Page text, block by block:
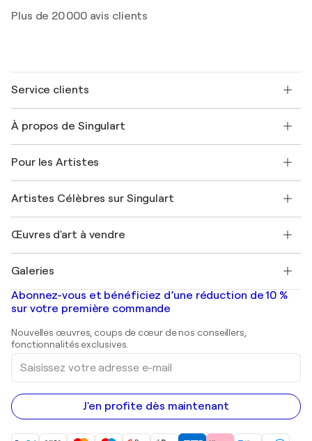
Plus de 20 000 avis clients
Service clients
Expédition
Offrir une carte cadeau
Rejoignez notre programme commercial
Mon compte
+33 1 76 44 06 42
À propos de Singulart
FAQ
Magazine Singulart
Emplois
Découvrez une sélection d'art original
Pour les Artistes
Se connecter en tant qu'Artiste
Artistes Célèbres sur Singulart
Marc Chagall
Banksy
Mr. Brainwash
Shepard Fairey
Œuvres d'art à vendre
Tableaux abstraits à vendre
Peintures de paysage
Estampes
Peintures acryliques
Galeries
Galeries d'art en France
Galeries d'art en Belgique
Abonnez-vous et bénéficiez d’une réduction de 10 %
sur votre première commande
Nouvelles œuvres, coups de cœur de nos conseillers,
fonctionnalités exclusives.
Saisissez
votre
adresse
e-
mail
J'en profite dès maintenant